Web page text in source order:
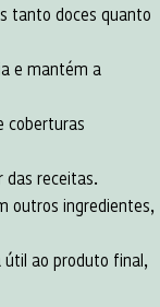
tanto doces quanto
e mantém a
coberturas
receitas.
outros ingredientes,
ao produto final,